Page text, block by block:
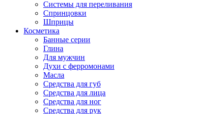
Системы для переливания
Спринцовки
Шприцы
Косметика
Банные серии
Глина
Для мужчин
Духи с ферромонами
Масла
Средства для губ
Средства для лица
Средства для ног
Средства для рук